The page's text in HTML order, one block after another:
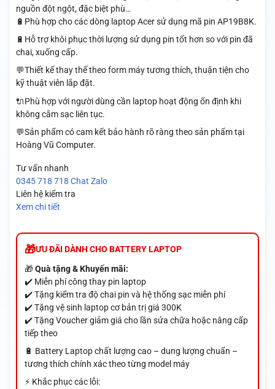
nguồn đột ngột, đặc biệt phù…
🔋Phù hợp cho các dòng laptop Acer sử dụng mã pin AP19B8K.
🔋Hỗ trợ khôi phục thời lượng sử dụng pin tốt hơn so với pin đã
chai, xuống cấp.
💬Thiết kế thay thế theo form máy tương thích, thuận tiện cho
kỹ thuật viên lắp đặt.
🔌Phù hợp với người dùng cần laptop hoạt động ổn định khi
không cắm sạc liên tục.
💬Sản phẩm có cam kết bảo hành rõ ràng theo sản phẩm tại
Hoàng Vũ Computer.
Tư vấn nhanh
0345 718 718 Chat Zalo
Liên hệ kiểm tra
Xem chi tiết
ƯU ĐÃI DÀNH CHO BATTERY LAPTOP
🎁Quà tặng & Khuyến mãi:
✔️ Miễn phí công thay pin laptop
✔️ Tặng kiểm tra độ chai pin và hệ thống sạc miễn phí
✔️ Tặng vệ sinh laptop cơ bản trị giá 300K
✔️ Tặng Voucher giảm giá cho lần sửa chữa hoặc nâng cấp
tiếp theo
🔋 Battery Laptop chất lượng cao – dung lượng chuẩn –
tương thích chính xác theo từng model máy
⚡ Khắc phục các lỗi: